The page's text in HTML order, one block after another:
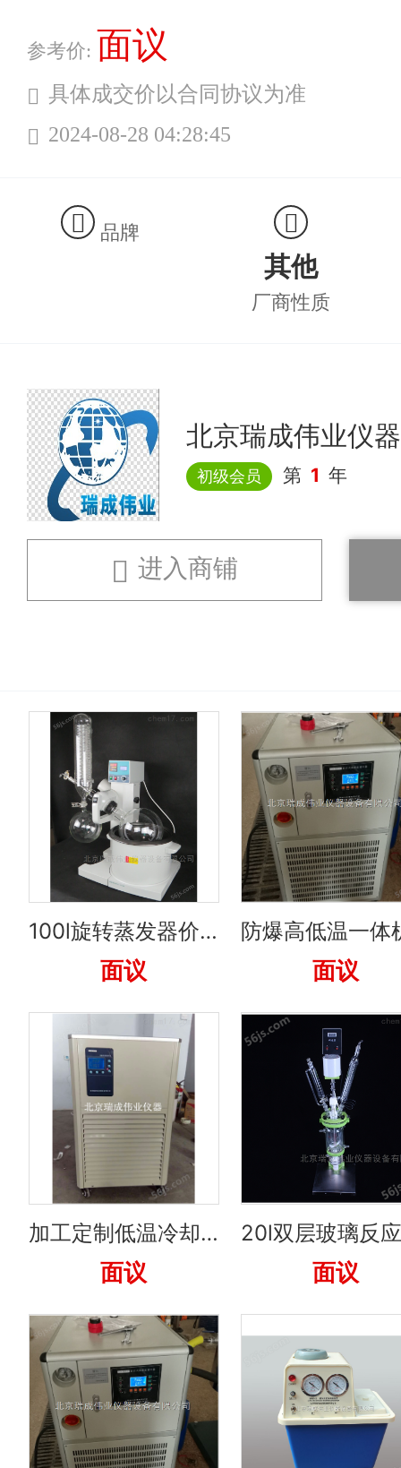
参考价: 面议
具体成交价以合同协议为准
2024-08-28 04:28:45
品牌
其他
厂商性质
北京瑞成伟业仪
初级会员 第 1 年
进入商铺
100l旋转蒸发器价格
面议 面议
加工定制低温冷却液循环泵价格
面议 面议